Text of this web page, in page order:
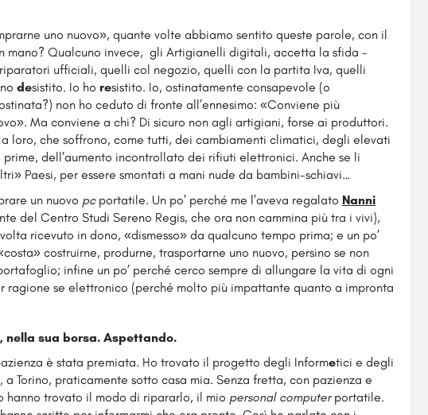
uno nuovo», quante volte abbiamo sentito queste parole, con il
mano? Qualcuno invece, gli Artigianelli digitali, accetta la sfida –
ufficiali, quelli col negozio, quelli con la partita Iva, quelli
desistito. Io ho resistito. Io, ostinatamente consapevole (o
non ho ceduto di fronte all’ennesimo: «Conviene più
Ma conviene a chi? Di sicuro non agli artigiani, forse ai produttori.
loro, che soffrono, come tutti, dei cambiamenti climatici, degli elevati
dell’aumento incontrollato dei rifiuti elettronici. Anche se li
Paesi, per essere smontati a mani nude da bambini-schiavi…
un nuovo pc portatile. Un po’ perché me l’aveva regalato Nanni
del Centro Studi Sereno Regis, che ora non cammina più tra i vivi),
ricevuto in dono, «dismesso» da qualcuno tempo prima; e un po’
costruirne, produrne, trasportarne uno nuovo, persino se non
infine un po’ perché cerco sempre di allungare la vita di ogni
ragione se elettronico (perché molto più impattante quanto a impronta
nella sua borsa. Aspettando.
è stata premiata. Ho trovato il progetto degli Informetici e degli
Torino, praticamente sotto casa mia. Senza fretta, con pazienza e
hanno trovato il modo di ripararlo, il mio personal computer portatile.